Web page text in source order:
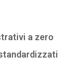
a zero